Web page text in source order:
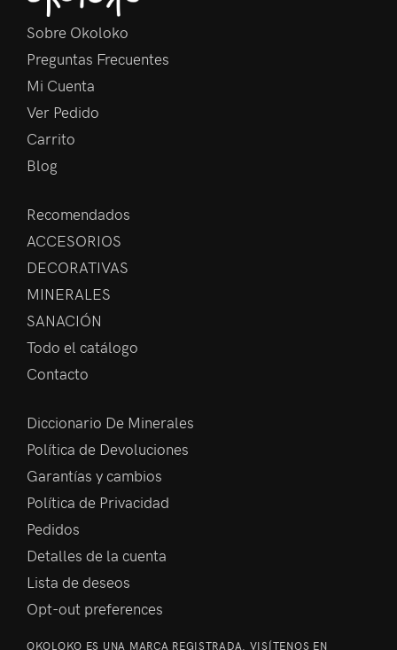
Sobre Okoloko
Preguntas Frecuentes
Mi Cuenta
Ver Pedido
Carrito
Blog
Recomendados
ACCESORIOS
DECORATIVAS
MINERALES
SANACIÓN
Todo el catálogo
Contacto
Diccionario De Minerales
Política de Devoluciones
Garantías y cambios
Política de Privacidad
Pedidos
Detalles de la cuenta
Lista de deseos
Opt-out preferences
OKOLOKO ES UNA MARCA REGISTRADA. VISÍTENOS EN